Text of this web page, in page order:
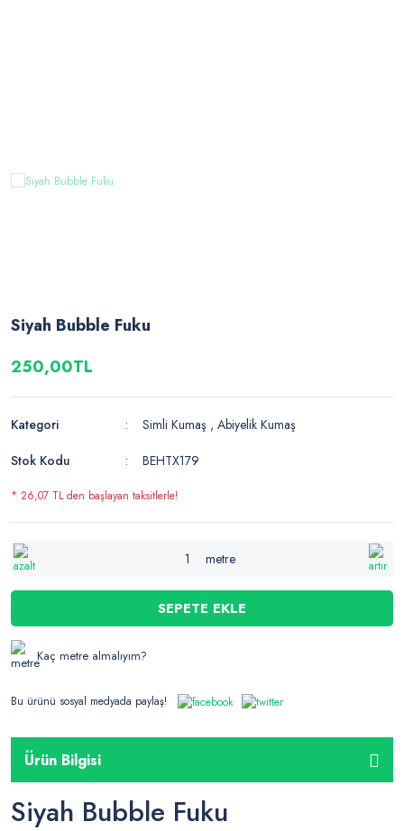
Siyah Bubble Fuku
250,00TL
Kategori Simli Kumaş ,Abiyelik Kumaş
Stok Kodu
BEHTX179
* 26,07 TL den başlayan taksitlerle!
metre
SEPETE EKLE
Kaç metre almalıyım?
Bu ürünü sosyal medyada paylaş!
Ürün Bilgisi
Siyah Bubble Fuku